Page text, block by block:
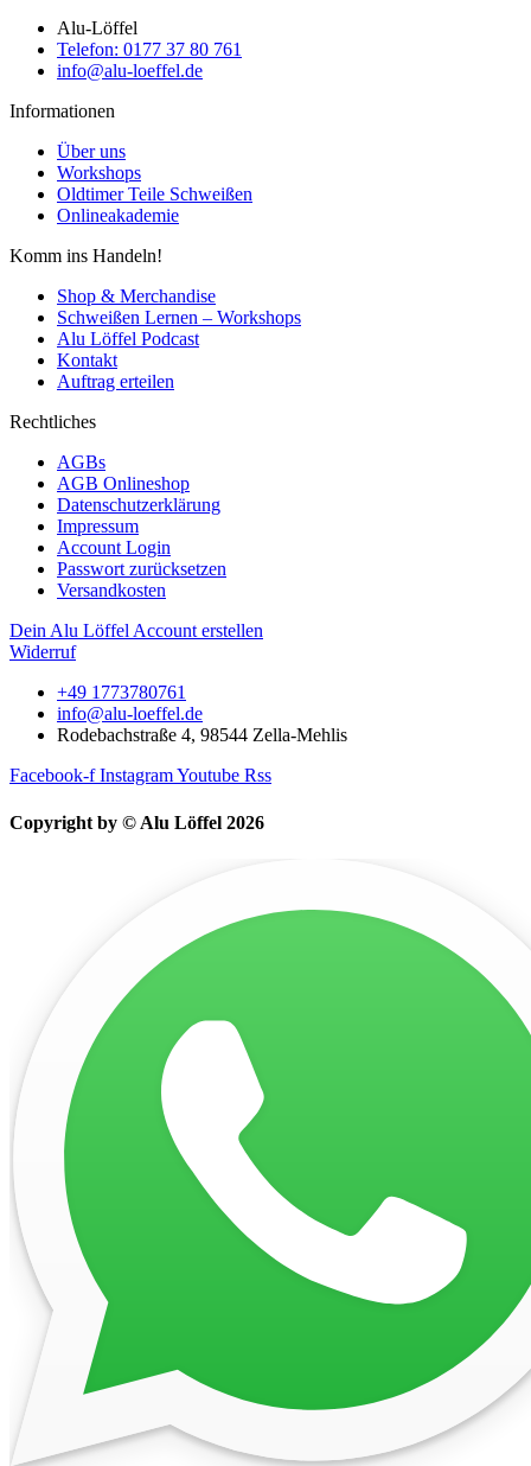
Alu-Löffel
Telefon: 0177 37 80 761
info@alu-loeffel.de
Informationen
Über uns
Workshops
Oldtimer Teile Schweißen
Onlineakademie
Komm ins Handeln!
Shop & Merchandise
Schweißen Lernen – Workshops
Alu Löffel Podcast
Kontakt
Auftrag erteilen
Rechtliches
AGBs
AGB Onlineshop
Datenschutzerklärung
Impressum
Account Login
Passwort zurücksetzen
Versandkosten
Dein Alu Löffel Account erstellen
Widerruf
+49 1773780761
info@alu-loeffel.de
Rodebachstraße 4, 98544 Zella-Mehlis
Facebook-f InstagramYoutube Rss
Copyright by © Alu Löffel 2026